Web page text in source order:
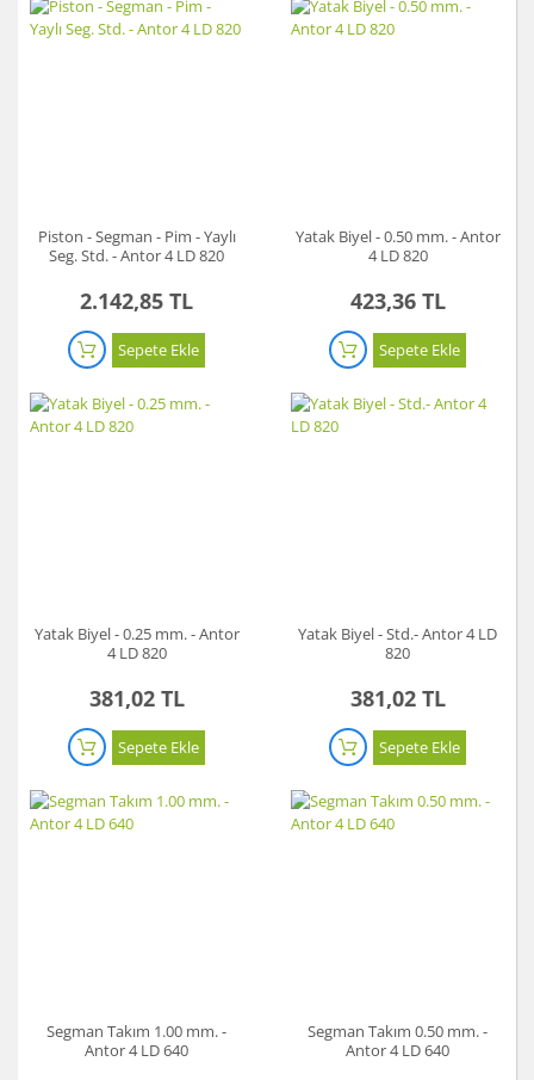
Piston - Segman - Pim - Yaylı
Seg. Std. - Antor 4 LD 820
2.142,85 TL
Sepete Ekle
Yatak Biyel - 0.50 mm. - Antor
4 LD 820
423,36 TL
Sepete Ekle
Yatak Biyel - 0.25 mm. - Antor
4 LD 820
381,02 TL
Sepete Ekle
Yatak Biyel - Std.- Antor 4 LD
820
381,02 TL
Sepete Ekle
Segman Takım 1.00 mm. -
Antor 4 LD 640
Segman Takım 0.50 mm. -
Antor 4 LD 640